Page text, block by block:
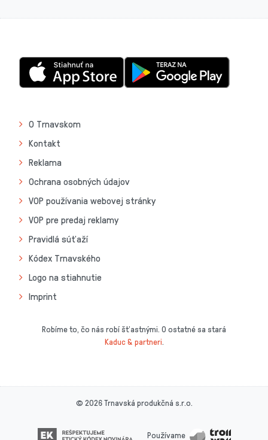
O Trnavskom
Kontakt
Reklama
Ochrana osobných údajov
VOP používania webovej stránky
VOP pre predaj reklamy
Pravidlá súťaží
Kódex Trnavského
Logo na stiahnutie
Imprint
Robíme to, čo nás robí šťastnými. O ostatné sa stará
Kaduc & partneri.
© 2026 Trnavská produkčná s.r.o.
Používame